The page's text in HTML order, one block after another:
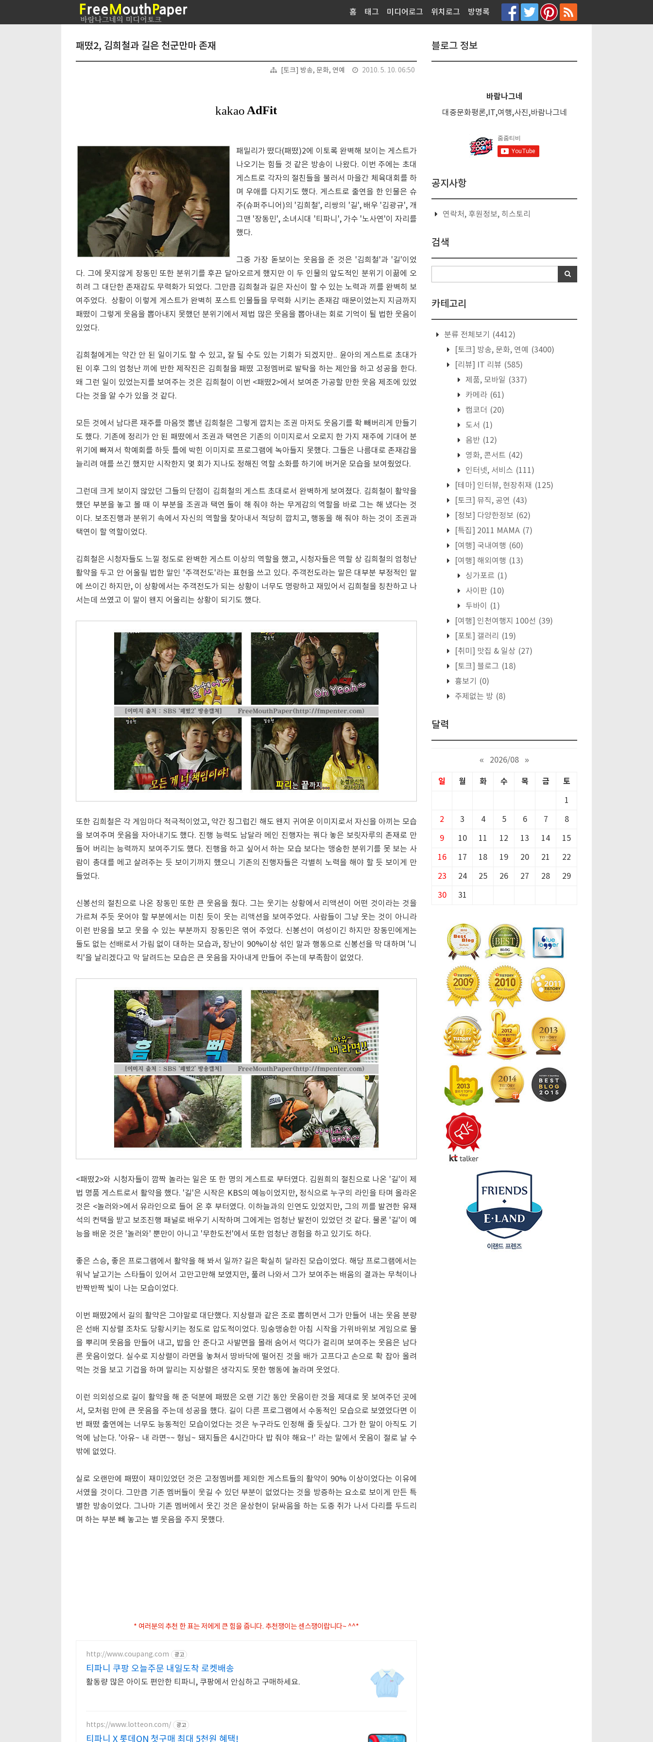
홈 태그 미디어로그 위치로그 방명록
패떴2, 김희철과 길은 천군만마 존재
[토크] 방송, 문화, 연예 2010. 5. 10. 06:50
패밀리가 떴다(패떴)2에 이토록 완벽해 보이는 게스트가
나오기는 힘들 것 같은 방송이 나왔다. 이번 주에는 초대
게스트로 각자의 절친들을 불러서 마을간 체육대회를 하
며 우애를 다지기도 했다. 게스트로 출연을 한 인물은 슈
주(슈퍼주니어)의 '김희철', 리쌍의 '길', 배우 '김광규', 개
그맨 '장동민', 소녀시대 '티파니', 가수 '노사연'이 자리를
했다.
그중 가장 돋보이는 웃음을 준 것은 '김희철'과 '길'이었
다. 그에 못지않게 장동민 또한 분위기를 후끈 달아오르게 했지만 이 두 인물의 앞도적인 분위기 이끎에 오
히려 그 대단한 존재감도 무력화가 되었다. 그만큼 김희철과 길은 자신이 할 수 있는 노력과 끼를 완벽히 보
여주었다. 상황이 이렇게 게스트가 완벽히 포스트 인물들을 무력화 시키는 존재감 때문이었는지 지금까지
패떴이 그렇게 웃음을 뽑아내지 못했던 분위기에서 제법 많은 웃음을 뽑아내는 회로 기억이 될 법한 웃음이
있었다.
김희철에게는 약간 안 된 일이기도 할 수 있고, 잘 될 수도 있는 기회가 되겠지만.. 윤아의 게스트로 초대가
된 이후 그의 엄청난 끼에 반한 제작진은 김희철을 패떴 고정멤버로 발탁을 하는 제안을 하고 성공을 한다.
왜 그런 일이 있었는지를 보여주는 것은 김희철이 이번 <패떴2>에서 보여준 가공할 만한 웃음 제조에 있었
다는 것을 알 수가 있을 것 같다.
모든 것에서 남다른 재주를 마음껏 뽐낸 김희철은 그렇게 깝치는 조권 마저도 웃음기를 확 빼버리게 만들기
도 했다. 기존에 정리가 안 된 패떴에서 조권과 택연은 기존의 이미지로서 오로지 한 가지 재주에 기대어 분
위기에 빠져서 학예회를 하듯 틀에 박힌 이미지로 프로그램에 녹아들지 못했다. 그들은 나름대로 존재감을
늘리려 애를 쓰긴 했지만 시작한지 몇 회가 지나도 정해진 역할 소화를 하기에 버거운 모습을 보여줬었다.
그런데 크게 보이지 않았던 그들의 단점이 김희철의 게스트 초대로서 완벽하게 보여졌다. 김희철이 활약을
했던 부분을 놓고 볼 때 이 부분을 조권과 택연 둘이 해 줘야 하는 무게감의 역할을 바로 그는 해 냈다는 것
이다. 보조진행과 분위기 속에서 자신의 역할을 찾아내서 적당히 깝치고, 행동을 해 줘야 하는 것이 조권과
택연이 할 역할이었다.
김희철은 시청자들도 느낄 정도로 완벽한 게스트 이상의 역할을 했고, 시청자들은 역할 상 김희철의 엄청난
활약을 두고 안 어울릴 법한 말인 '주객전도'라는 표현을 쓰고 있다. 주객전도라는 말은 대부분 부정적인 말
에 쓰이긴 하지만, 이 상황에서는 주객전도가 되는 상황이 너무도 명랑하고 재밌어서 김희철을 칭찬하고 나
서는데 쓰였고 이 말이 왠지 어울리는 상황이 되기도 했다.
또한 김희철은 각 게임마다 적극적이었고, 약간 징그럽긴 해도 왠지 귀여운 이미지로서 자신을 아끼는 모습
을 보여주며 웃음을 자아내기도 했다. 진행 능력도 남달라 메인 진행자는 꿔다 놓은 보릿자루의 존재로 만
들어 버리는 능력까지 보여주기도 했다. 진행을 하고 싶어서 하는 모습 보다는 맹숭한 분위기를 못 보는 사
람이 총대를 메고 살려주는 듯 보이기까지 했으니 기존의 진행자들은 각별히 노력을 해야 할 듯 보이게 만
들었다.
신봉선의 절친으로 나온 장동민 또한 큰 웃음을 줬다. 그는 웃기는 상황에서 리액션이 어떤 것이라는 것을
가르쳐 주듯 웃어야 할 부분에서는 미친 듯이 웃는 리액션을 보여주었다. 사람들이 그냥 웃는 것이 아니라
이런 반응을 보고 웃을 수 있는 부분까지 장동민은 엮어 주었다. 신봉선이 여성이긴 하지만 장동민에게는
둘도 없는 선배로서 가림 없이 대하는 모습과, 장난이 90%이상 섞인 말과 행동으로 신봉선을 막 대하며 '니
킥'을 날리겠다고 막 달려드는 모습은 큰 웃음을 자아내게 만들어 주는데 부족함이 없었다.
<패떴2>와 시청자들이 깜짝 놀라는 일은 또 한 명의 게스트로 부터였다. 김원희의 절친으로 나온 '길'이 제
법 명품 게스트로서 활약을 했다. '길'은 시작은 KBS의 예능이었지만, 정식으로 누구의 라인을 타며 올라온
것은 <놀러와>에서 유라인으로 들어 온 후 부터였다. 이하늘과의 인연도 있었지만, 그의 끼를 발견한 유재
석의 컨택을 받고 보조진행 패널로 배우기 시작하며 그에게는 엄청난 발전이 있었던 것 같다. 물론 '길'이 예
능을 배운 것은 '놀러와' 뿐만이 아니고 '무한도전'에서 또한 엄청난 경험을 하고 있기도 하다.
좋은 스승, 좋은 프로그램에서 활약을 해 봐서 일까? 길은 확실히 달라진 모습이었다. 해당 프로그램에서는
워낙 날고기는 스타들이 있어서 고만고만해 보였지만, 풀려 나와서 그가 보여주는 배움의 결과는 무척이나
반짝반짝 빛이 나는 모습이었다.
이번 패떴2에서 길의 활약은 그야말로 대단했다. 지상렬과 같은 조로 뽑히면서 그가 만들어 내는 웃음 분량
은 선배 지상렬 조차도 당황시키는 정도로 압도적이었다. 밍숭맹숭한 아침 시작을 가위바위보 게임으로 물
을 뿌리며 웃음을 만들어 내고, 밥을 안 준다고 사발면을 몰래 숨어서 먹다가 걸리며 보여주는 웃음은 남다
른 웃음이었다. 실수로 지상렬이 라면을 놓쳐서 땅바닥에 떨어진 것을 배가 고프다고 손으로 확 잡아 올려
먹는 것을 보고 기겁을 하며 말리는 지상렬은 생각지도 못한 행동에 놀라며 웃었다.
이런 의외성으로 길이 활약을 해 준 덕분에 패떴은 오랜 기간 동안 웃음이란 것을 제대로 못 보여주던 곳에
서, 모처럼 만에 큰 웃음을 주는데 성공을 했다. 길이 다른 프로그램에서 수동적인 모습으로 보였었다면 이
번 패떴 출연에는 너무도 능동적인 모습이었다는 것은 누구라도 인정해 줄 듯싶다. 그가 한 말이 아직도 기
억에 남는다. '아유~ 내 라면~~ 형님~ 돼지들은 4시간마다 밥 줘야 해요~!' 라는 말에서 웃음이 절로 날 수
밖에 없었다.
실로 오랜만에 패떴이 재미있었던 것은 고정멤버를 제외한 게스트들의 활약이 90% 이상이었다는 이유에
서였을 것이다. 그만큼 기존 멤버들이 웃길 수 있던 부분이 없었다는 것을 방증하는 요소로 보이게 만든 특
별한 방송이었다. 그나마 기존 멤버에서 웃긴 것은 윤상현이 닭싸움을 하는 도중 쥐가 나서 다리를 두드리
며 하는 부분 빼 놓고는 별 웃음을 주지 못했다.
* 여러분의 추천 한 표는 저에게 큰 힘을 줍니다. 추천쟁이는 센스쟁이랍니다~ ^^*
http://www.coupang.com 광고
티파니 쿠팡 오늘주문 내일도착 로켓배송
활동량 많은 아이도 편안한 티파니, 쿠팡에서 안심하고 구매하세요.
https://www.lotteon.com/ 광고
티파니 X 롯데ON 첫구매 최대 5천원 혜택!
블로그 정보
바람나그네
대중문화평론,IT,여행,사진,바람나그네
공지사항
연락처, 후원정보, 히스토리
검색
카테고리
분류 전체보기
(4412)
[토크] 방송, 문화, 연예
(3400)
[리뷰] IT 리뷰 (585)
제품, 모바일 (337)
카메라 (61)
캠코더 (20)
도서 (1)
음반 (12)
영화, 콘서트 (42)
인터넷, 서비스 (111)
[테마] 인터뷰, 현장취재 (125)
[토크] 뮤직, 공연 (43)
[정보] 다양한정보 (62)
[특집] 2011 MAMA (7)
[여행] 국내여행 (60)
[여행] 해외여행 (13)
싱가포르 (1)
사이판 (10)
두바이
(1)
[여행] 인천여행지 100선 (39)
[포토] 갤러리
(19)
[취미] 맛집 & 일상 (27)
[토크] 블로그 (18)
흉보기
(0)
주제없는 방 (8)
달력
« 2026/08 »
일 월 화 수 목 금 토
1
2 3 4 5 6 7 8
9 10 11 12 13 14 15
16 17 18 19 20 21 22
23 24 25 26 27 28 29
30 31